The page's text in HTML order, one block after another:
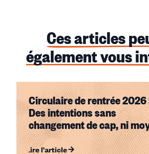
Ces articles
également vous
Circulaire de rentrée 2026
Des intentions sans
changement de cap, ni
Lire l'article